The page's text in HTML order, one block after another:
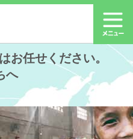
お任せください。
へ